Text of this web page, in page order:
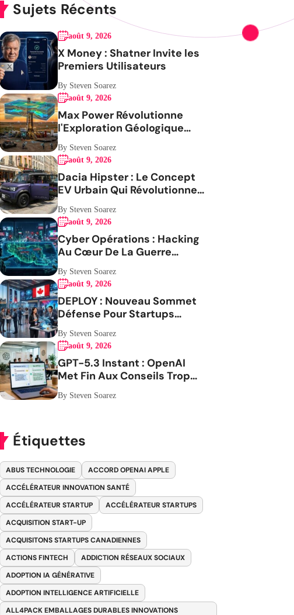
Sujets Récents
août 9, 2026
X Money : Shatner Invite les
Premiers Utilisateurs
By Steven Soarez
août 9, 2026
Max Power Révolutionne
l'Exploration Géologique
avec l'IA
By Steven Soarez
août 9, 2026
Dacia Hipster : Le Concept
EV Urbain Qui Révolutionne
la Mobilité
By Steven Soarez
août 9, 2026
Cyber Opérations : Hacking
Au Cœur De La Guerre
Contre L Iran
By Steven Soarez
août 9, 2026
DEPLOY : Nouveau Sommet
Défense Pour Startups
Canadiennes
By Steven Soarez
août 9, 2026
GPT-5.3 Instant : OpenAI
Met Fin Aux Conseils Trop
Envahissants
By Steven Soarez
Étiquettes
ABUS TECHNOLOGIE
ACCORD OPENAI APPLE
ACCÉLÉRATEUR INNOVATION SANTÉ
ACCÉLÉRATEUR STARTUP
ACCÉLÉRATEUR STARTUPS
ACQUISITION START-UP
ACQUISITONS STARTUPS CANADIENNES
ACTIONS FINTECH
ADDICTION RÉSEAUX SOCIAUX
ADOPTION IA GÉNÉRATIVE
ADOPTION INTELLIGENCE ARTIFICIELLE
ALL4PACK EMBALLAGES DURABLES INNOVATIONS